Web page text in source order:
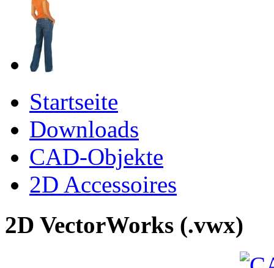
Startseite
Downloads
CAD-Objekte
2D Accessoires
2D VectorWorks (.vwx)